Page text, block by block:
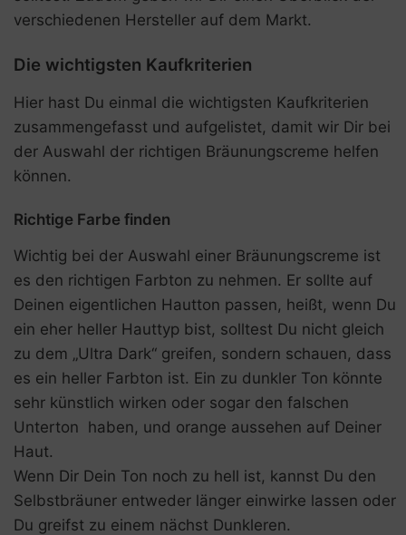
verschiedenen Hersteller auf dem Markt.
Die wichtigsten Kaufkriterien
Hier hast Du einmal die wichtigsten Kaufkriterien
zusammengefasst und aufgelistet, damit wir Dir bei
der Auswahl der richtigen Bräunungscreme helfen
können.
Richtige Farbe finden
Wichtig bei der Auswahl einer Bräunungscreme ist
es den richtigen Farbton zu nehmen. Er sollte auf
Deinen eigentlichen Hautton passen, heißt, wenn Du
ein eher heller Hauttyp bist, solltest Du nicht gleich
zu dem „Ultra Dark“ greifen, sondern schauen, dass
es ein heller Farbton ist. Ein zu dunkler Ton könnte
sehr künstlich wirken oder sogar den falschen
Unterton haben, und orange aussehen auf Deiner
Haut.
Wenn Dir Dein Ton noch zu hell ist, kannst Du den
Selbstbräuner entweder länger einwirke lassen oder
Du greifst zu einem nächst Dunkleren.